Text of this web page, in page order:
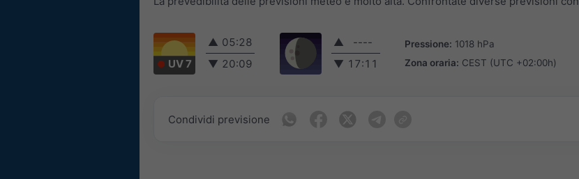
UV 7
▲ 05:28
▼ 20:09
▲
----
▼ 17:11
Pressione: 1018 hPa
Zona oraria: CEST (UTC +02:00h)
Condividi previsione